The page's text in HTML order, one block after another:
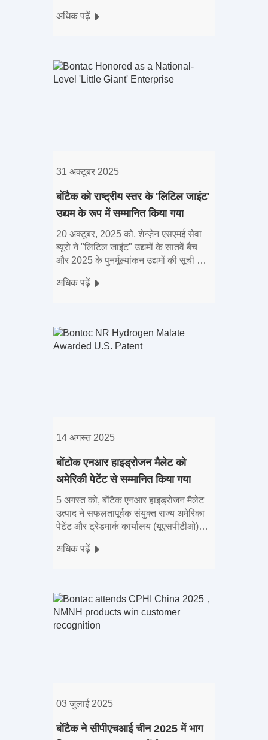
प्रौद्योगिकी कंपनी के रूप में, बोंटैक को भाग लेने
अधिक पढ़ें
31 अक्टूबर 2025
बोंटैक को राष्ट्रीय स्तर के 'लिटिल जाइंट'
उद्यम के रूप में सम्मानित किया गया
20 अक्टूबर, 2025 को, शेन्ज़ेन एसएमई सेवा
ब्यूरो ने "लिटिल जाइंट" उद्यमों के सातवें बैच
और 2025 के पुनर्मूल्यांकन उद्यमों की सूची की
अभियान के साथ
अधिक पढ़ें
14 अगस्त 2025
बोंटोक एनआर हाइड्रोजन मैलेट को
अमेरिकी पेटेंट से सम्मानित किया गया
5 अगस्त को, बोंटैक एनआर हाइड्रोजन मैलेट
उत्पाद ने सफलतापूर्वक संयुक्त राज्य अमेरिका
पेटेंट और ट्रेडमार्क कार्यालय (यूएसपीटीओ)
जारी एक पेटेंट प्रमाणपत्र प्राप्त किया, जो एक
अधिक पढ़ें
03 जुलाई 2025
बोंटैक ने सीपीएचआई चीन 2025 में भाग